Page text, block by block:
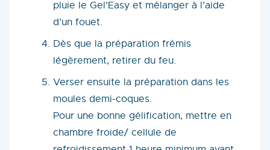
pluie le Gel’Easy et mélanger à l’aide
d’un fouet.
Dès que la préparation frémis
légèrement, retirer du feu.
Verser ensuite la préparation dans les
moules demi-coques.
Pour une bonne gélification, mettre en
chambre froide/ cellule de